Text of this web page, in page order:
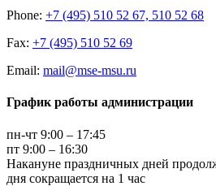
Phone: +7 (495) 510 52 67, 510 52 68
Fax: +7 (495) 510 52 69
Email: mail@mse-msu.ru
График работы администрации
пн-чт 9:00 – 17:45
пт 9:00 – 16:30
Накануне праздничных дней
дня сокращается на 1 час